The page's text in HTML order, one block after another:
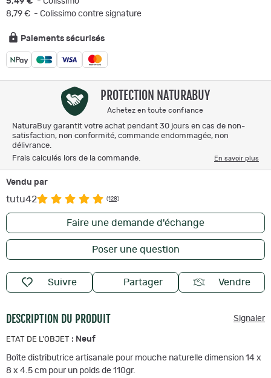
8,79 € - Colissimo contre signature
Paiements sécurisés
PROTECTION NATURABUY
Achetez en toute confiance
NaturaBuy garantit votre achat pendant 30 jours en cas de non-
satisfaction, non conformité, commande endommagée, non
délivrance.
Frais calculés lors de la commande.
En savoir plus
Vendu par
tutu42 (128)
Faire une demande d'échange
Poser une question
Suivre Partager Vendre
DESCRIPTION DU PRODUIT Signaler
ETAT DE L'OBJET : Neuf
Boîte distributrice artisanale pour mouche naturelle dimension 14 x
8 x 4.5 cm pour un poids de 110gr.